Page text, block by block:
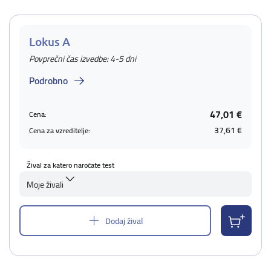
Lokus A
Povprečni čas izvedbe: 4-5 dni
Podrobno
Cena: 47,01 €
Cena za vzreditelje: 37,61 €
Žival za katero naročate test
Moje živali
Dodaj žival